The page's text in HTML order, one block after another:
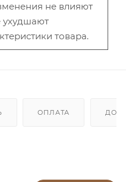
не влияют
ухудшают
товара.
ОПЛАТА